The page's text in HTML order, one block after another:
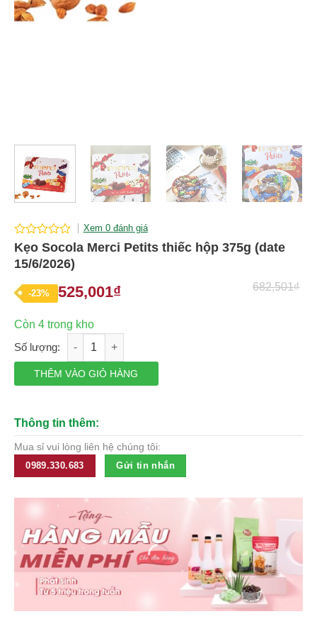
0
out
of
Xem 0 đánh giá
Kẹo Socola Merci Petits thiếc hộp 375g (date
15/6/2026)
-23%
682,501₫
Giá
là:
682,501₫.
525,001₫Giá
tại
525,001₫.
Còn 4 trong kho
Kẹo Socola Merci Petits thiếc hộp 375g (date 15/6/2026) số
THÊM VÀO GIỎ HÀNG
Thông tin thêm:
Mua sỉ vui lòng liên hệ chúng tôi:
0989.330.683
Gửi tin nhắn